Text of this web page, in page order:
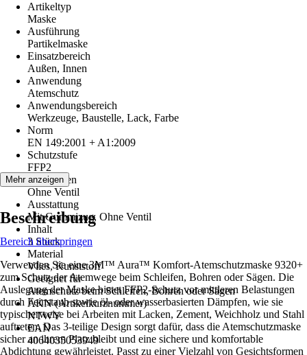
Artikeltyp
Maske
Ausführung
Partikelmaske
Einsatzbereich
Außen, Innen
Anwendung
Atemschutz
Anwendungsbereich
Werkzeuge, Baustelle, Lack, Farbe
Norm
EN 149:2001 + A1:2009
Schutzstufe
FFP2
Funktionen
Ohne Ventil
Ausstattung
Mit Gummizug, Ohne Ventil
Inhalt
3 Stück
Material
Vlies, Kunststoff
Geeignet für
Atemschutz beim Schleifen, Bohren oder Sägen
AKN (Artikelkurznummer)
NTWY
EAN
4064035053949
Mehr anzeigen
Beschreibung
Bereich überspringen
Verwenden Sie eine 3M™ Aura™ Komfort-Atemschutzmaske 9320+
zum Schutz der Atemwege beim Schleifen, Bohren oder Sägen. Die
Auslegung der Maske bietet FFP2-Schutz vor mittleren Belastungen
durch Feinstaub sowie öl- oder wasserbasierten Dämpfen, wie sie
typischerweise bei Arbeiten mit Lacken, Zement, Weichholz und Stahl
auftreten. Das 3-teilige Design sorgt dafür, dass die Atemschutzmaske
sicher an ihrem Platz bleibt und eine sichere und komfortable
Abdichtung gewährleistet. Passt zu einer Vielzahl von Gesichtsformen